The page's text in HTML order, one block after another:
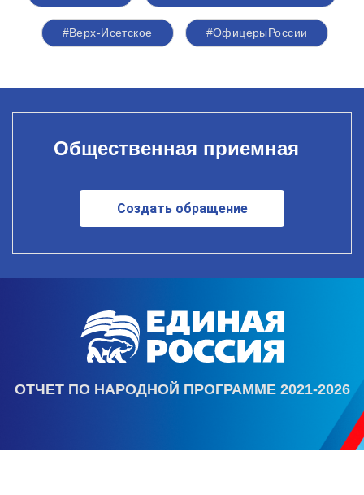
#Верх-Исетское #ОфицерыРоссии
Общественная приемная
Создать обращение
ОТЧЕТ ПО НАРОДНОЙ ПРОГРАММЕ 2021-2026